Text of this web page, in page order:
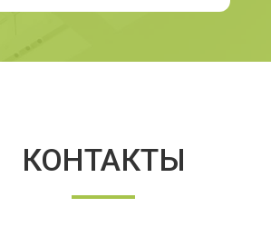
КОНТАКТЫ